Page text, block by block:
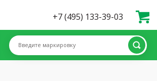
+7 (495) 133-39-03
Введите маркировку